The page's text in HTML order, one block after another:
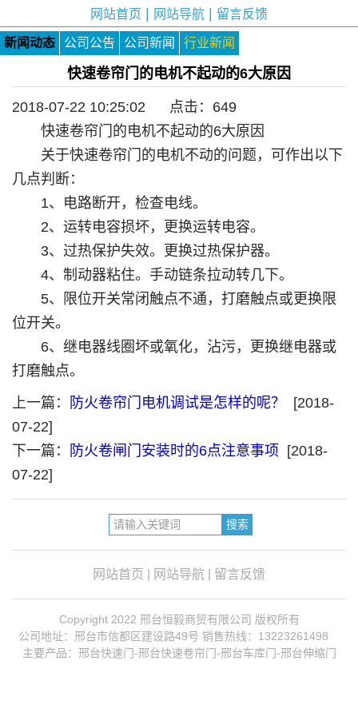
网站首页 网站导航 留言反馈
新闻动态 公司公告 公司新闻 行业新闻
快速卷帘门的电机不起动的6大原因
2018-07-22 10:25:02 点击： 649
快速卷帘门的电机不起动的6大原因
关于快速卷帘门的电机不动的问题，可作出以下
几点判断：
1、电路断开，检查电线。
2、运转电容损坏，更换运转电容。
3、过热保护失效。更换过热保护器。
4、制动器粘住。手动链条拉动转几下。
5、限位开关常闭触点不通，打磨触点或更换限
位开关。
6、继电器线圈坏或氧化，沾污，更换继电器或
打磨触点。
上一篇：
防火卷帘门电机调试是怎样的呢？
[2018-
07-22]
下一篇：
防火卷闸门安装时的6点注意事项
[2018-
07-22]
网站首页 网站导航 留言反馈
Copyright 2022 邢台恒毅商贸有限公司 版权所有
公司地址：邢台市信都区建设路49号 销售热线：13223261498
主要产品： 邢台快速门-邢台快速卷帘门-邢台车库门-邢台伸缩门